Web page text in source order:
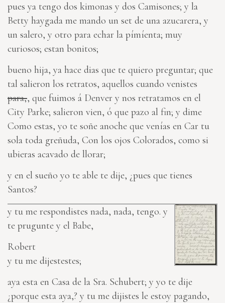
pues ya tengo dos kimonas y dos Camisones; y la
Betty haygada me mando un set de una azucarera, y
un salero, y otro para echar la pímíenta; muy
curiosos; estan bonitos;
bueno hija, ya hace dias que te quiero preguntar; que
tal salieron los retratos, aquellos cuando venistes
para,, que fuimos á Denver y nos retratamos en el
City Parke; salieron vien, ó que pazo al fin; y dime
Como estas, yo te soñe anoche que venías en Car tu
sola toda greñuda, Con los ojos Colorados, como si
ubieras acavado de llorar;
y en el sueño yo te able te dije, ¿pues que tienes
Santos?
y tu me respondistes nada, nada, tengo. y
te prugunte y el Babe,
Robert
y tu me dijestestes;
aya esta en Casa de la Sra. Schubert; y yo te dije
¿porque esta aya,? y tu me dijistes le estoy pagando,